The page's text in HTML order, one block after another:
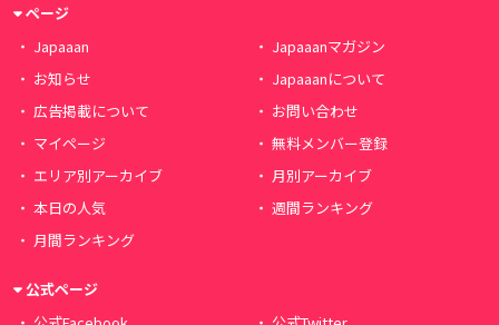
ページ
Japaaan
Japaaanマガジン
お知らせ
Japaaanについて
広告掲載について
お問い合わせ
マイページ
無料メンバー登録
エリア別アーカイブ
月別アーカイブ
本日の人気
週間ランキング
月間ランキング
公式ページ